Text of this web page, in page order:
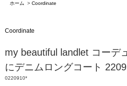
ホーム > Coordinate
Coordinate
my beautiful landlet コーデ
にデニムロングコート
0220910*